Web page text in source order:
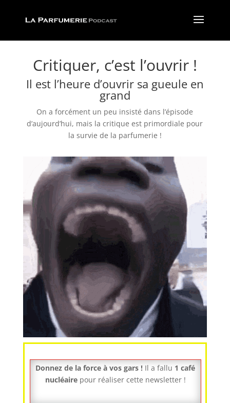
Critiquer, c’est l’ouvrir !
Il est l’heure d’ouvrir sa gueule en
grand
On a forcément un peu insisté dans l’épisode
d’aujourd’hui, mais la critique est primordiale pour
la survie de la parfumerie !
Donnez de la force à vos gars ! Il a fallu 1 café
nucléaire pour réaliser cette newsletter !